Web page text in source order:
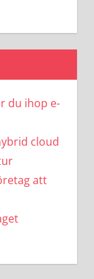
du ihop e-
cloud
att